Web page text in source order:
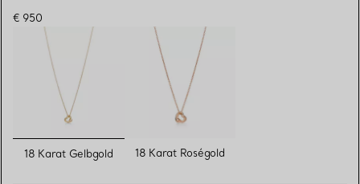
€ 950
ausgewählt
18 Karat Gelbgold 18 Karat Roségold